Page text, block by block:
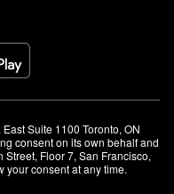
Suite 1100 Toronto, ON
consent on its own behalf and
Floor 7, San Francisco,
your consent at any time.